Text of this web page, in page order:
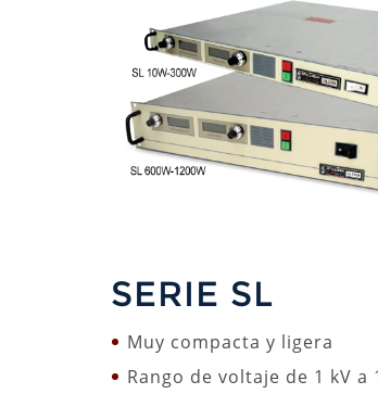
SERIE SL
Muy compacta y ligera
Rango de voltaje de 1 kV a